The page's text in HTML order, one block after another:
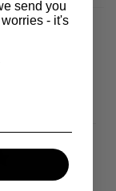
send you
- it's